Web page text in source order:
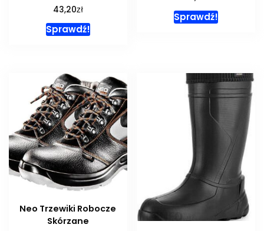
43,20zł
Sprawdź!
Sprawdź!
Neo Trzewiki Robocze
Skórzane